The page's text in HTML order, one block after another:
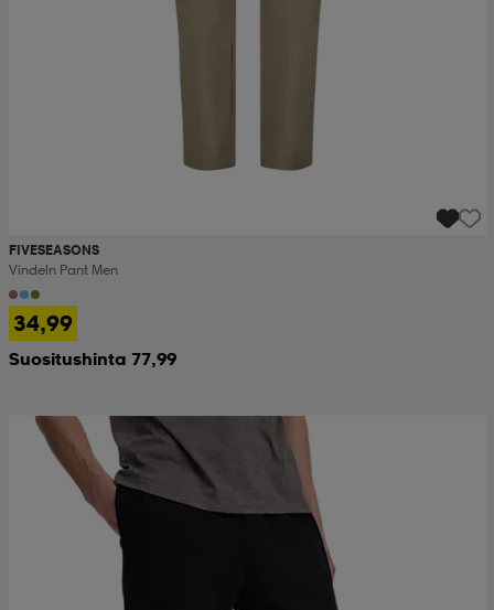
FIVESEASONS
Vindeln Pant Men
34,99
Suositushinta 77,99